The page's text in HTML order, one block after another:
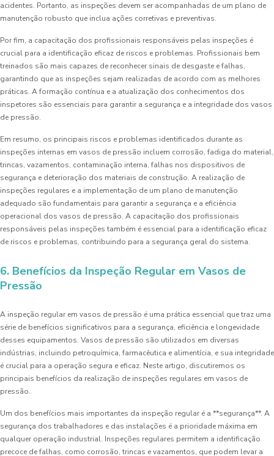
acidentes. Portanto, as inspeções devem ser acompanhadas de um plano de
manutenção robusto que inclua ações corretivas e preventivas.
Por fim, a capacitação dos profissionais responsáveis pelas inspeções é
crucial para a identificação eficaz de riscos e problemas. Profissionais bem
treinados são mais capazes de reconhecer sinais de desgaste e falhas,
garantindo que as inspeções sejam realizadas de acordo com as melhores
práticas. A formação contínua e a atualização dos conhecimentos dos
inspetores são essenciais para garantir a segurança e a integridade dos vasos
de pressão.
Em resumo, os principais riscos e problemas identificados durante as
inspeções internas em vasos de pressão incluem corrosão, fadiga do material,
trincas, vazamentos, contaminação interna, falhas nos dispositivos de
segurança e deterioração dos materiais de construção. A realização de
inspeções regulares e a implementação de um plano de manutenção
adequado são fundamentais para garantir a segurança e a eficiência
operacional dos vasos de pressão. A capacitação dos profissionais
responsáveis pelas inspeções também é essencial para a identificação eficaz
de riscos e problemas, contribuindo para a segurança geral do sistema.
6. Benefícios da Inspeção Regular em Vasos de
Pressão
A inspeção regular em vasos de pressão é uma prática essencial que traz uma
série de benefícios significativos para a segurança, eficiência e longevidade
desses equipamentos. Vasos de pressão são utilizados em diversas
indústrias, incluindo petroquímica, farmacêutica e alimentícia, e sua integridade
é crucial para a operação segura e eficaz. Neste artigo, discutiremos os
principais benefícios da realização de inspeções regulares em vasos de
pressão.
Um dos benefícios mais importantes da inspeção regular é a **segurança**. A
segurança dos trabalhadores e das instalações é a prioridade máxima em
qualquer operação industrial. Inspeções regulares permitem a identificação
precoce de falhas, como corrosão, trincas e vazamentos, que podem levar a